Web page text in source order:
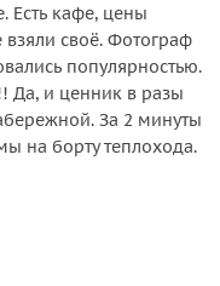
Есть кафе, цены
своё. Фотограф
популярностью.
Да, и ценник в разы
За 2 минуты
на борту теплохода.